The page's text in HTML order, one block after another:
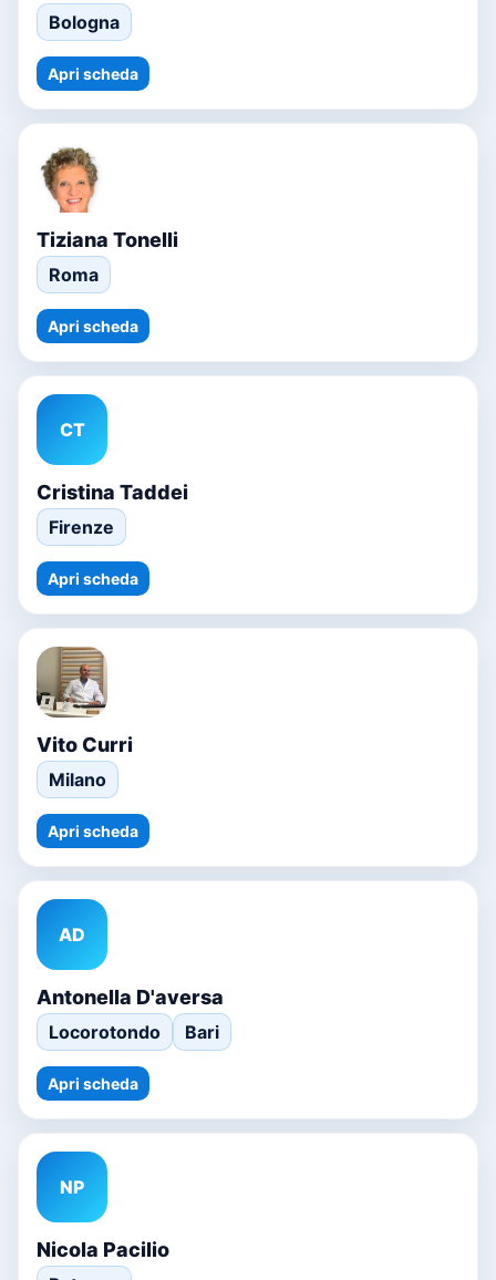
Bologna
Apri scheda
Tiziana Tonelli
Roma
Apri scheda
CT
Cristina Taddei
Firenze
Apri scheda
Vito Curri
Milano
Apri scheda
AD
Antonella D'aversa
Locorotondo Bari
Apri scheda
NP
Nicola Pacilio